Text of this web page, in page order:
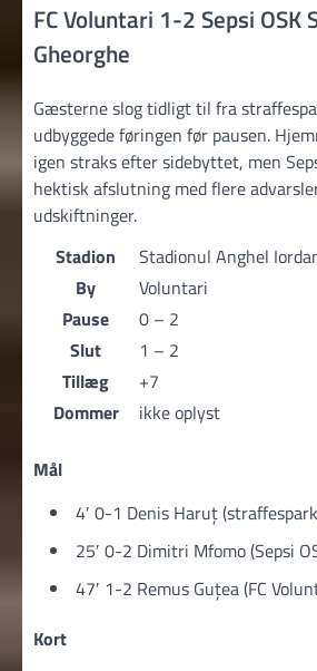
FC Voluntari 1-2 Sepsi OSK
Gheorghe
Gæsterne slog tidligt til fra
udbyggede føringen før pausen.
igen straks efter sidebyttet, men
hektisk afslutning med flere
udskiftninger.
Stadion
Stadionul Anghel
By
Voluntari
Pause
0 – 2
Slut
1 – 2
Tillæg
+7
Dommer
ikke oplyst
Mål
4′ 0-1 Denis Haruţ
25′ 0-2 Dimitri Mfomo (Sepsi
47′ 1-2 Remus Guțea (FC
Kort